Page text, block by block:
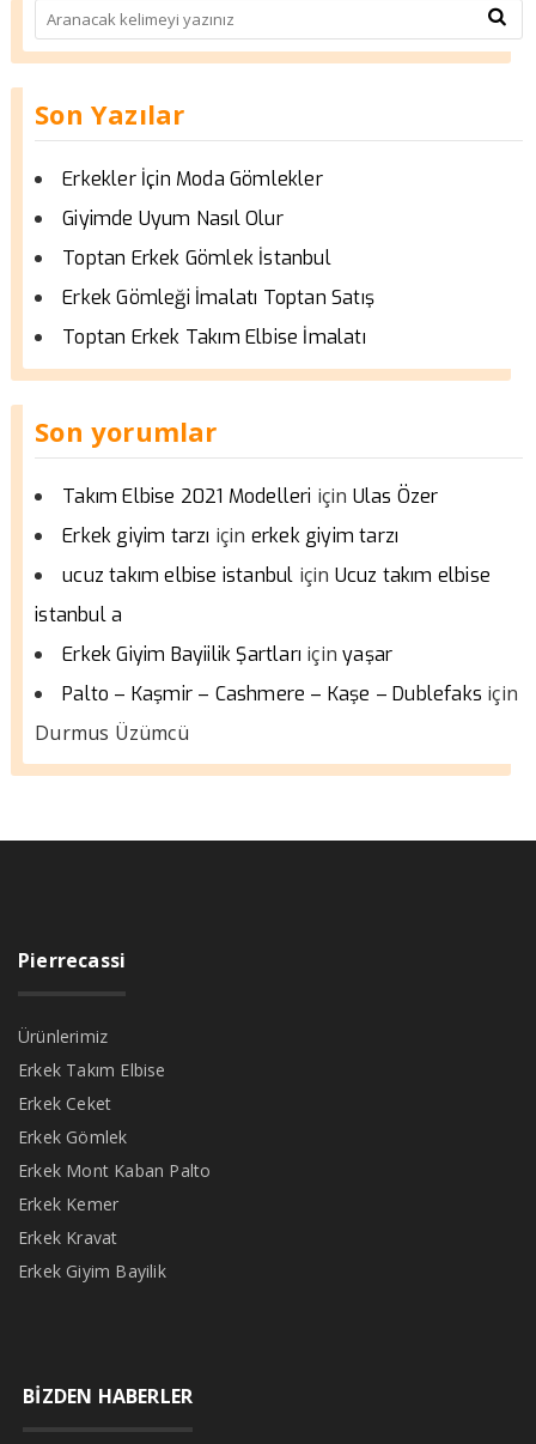
Son Yazılar
Erkekler İçin Moda Gömlekler
Giyimde Uyum Nasıl Olur
Toptan Erkek Gömlek İstanbul
Erkek Gömleği İmalatı Toptan Satış
Toptan Erkek Takım Elbise İmalatı
Son yorumlar
Takım Elbise 2021 Modelleri için Ulas Özer
Erkek giyim tarzı için erkek giyim tarzı
ucuz takım elbise istanbul için Ucuz takım elbise
istanbul a
Erkek Giyim Bayiilik Şartları içinyaşar
Palto – Kaşmir – Cashmere – Kaşe – Dublefaks için
Durmus Üzümcü
Pierrecassi
Ürünlerimiz
Erkek Takım Elbise
Erkek Ceket
Erkek Gömlek
Erkek Mont Kaban Palto
Erkek Kemer
Erkek Kravat
Erkek Giyim Bayilik
BİZDEN HABERLER